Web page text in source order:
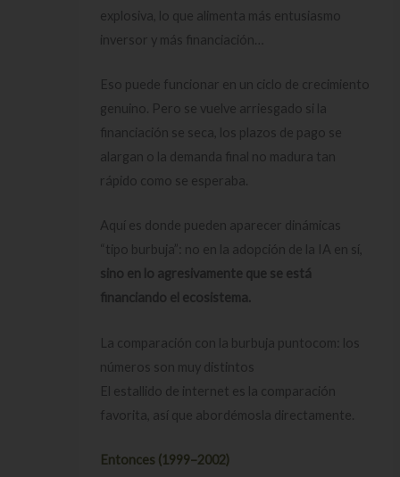
explosiva, lo que alimenta más entusiasmo
inversor y más financiación…
Eso puede funcionar en un ciclo de crecimiento
genuino. Pero se vuelve arriesgado si la
financiación se seca, los plazos de pago se
alargan o la demanda final no madura tan
rápido como se esperaba.
Aquí es donde pueden aparecer dinámicas
“tipo burbuja”: no en la adopción de la IA en sí,
sino en lo agresivamente que se está
financiando el ecosistema.
La comparación con la burbuja puntocom: los
números son muy distintos
El estallido de internet es la comparación
favorita, así que abordémosla directamente.
Entonces (1999–2002)